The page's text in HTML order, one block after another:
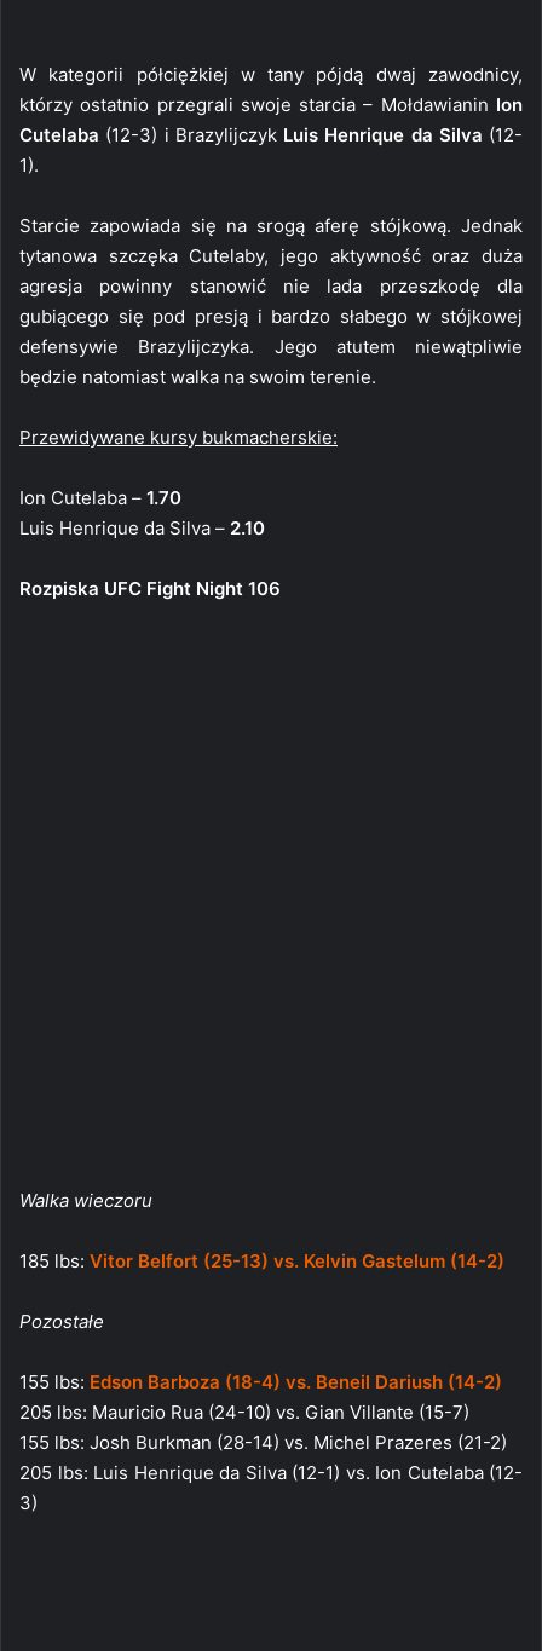
W kategorii półciężkiej w tany pójdą dwaj zawodnicy,
którzy ostatnio przegrali swoje starcia – Mołdawianin Ion
Cutelaba (12-3) i Brazylijczyk Luis Henrique da Silva (12-
1).
Starcie zapowiada się na srogą aferę stójkową. Jednak
tytanowa szczęka Cutelaby, jego aktywność oraz duża
agresja powinny stanowić nie lada przeszkodę dla
gubiącego się pod presją i bardzo słabego w stójkowej
defensywie Brazylijczyka. Jego atutem niewątpliwie
będzie natomiast walka na swoim terenie.
Przewidywane kursy bukmacherskie:
Ion Cutelaba – 1.70
Luis Henrique da Silva – 2.10
Rozpiska UFC Fight Night 106
Walka wieczoru
185 lbs: Vitor Belfort (25-13) vs. Kelvin Gastelum (14-2)
Pozostałe
155 lbs: Edson Barboza (18-4) vs. Beneil Dariush (14-2)
205 lbs: Mauricio Rua (24-10) vs. Gian Villante (15-7)
155 lbs: Josh Burkman (28-14) vs. Michel Prazeres (21-2)
205 lbs: Luis Henrique da Silva (12-1) vs. Ion Cutelaba (12-
3)